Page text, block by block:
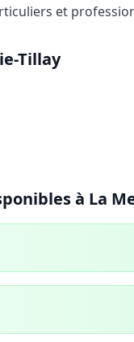
et
Tillay
à La